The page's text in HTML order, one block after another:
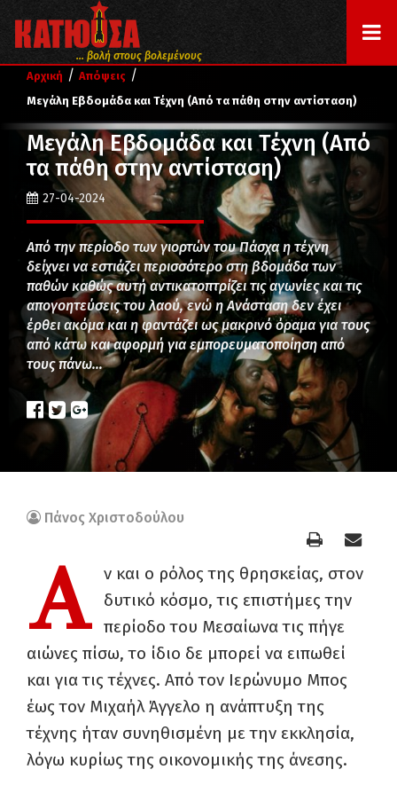
... βολή στους βολεμένους
Αρχική / Απόψεις /
Μεγάλη Εβδομάδα και Τέχνη (Από τα πάθη στην αντίσταση)
Μεγάλη Εβδομάδα και Τέχνη (Από
τα πάθη στην αντίσταση)
27-04-2024
Από την περίοδο των γιορτών του Πάσχα η τέχνη
δείχνει να εστιάζει περισσότερο στη βδομάδα των
παθών καθώς αυτή αντικατοπτρίζει τις αγωνίες και τις
απογοητεύσεις του λαού, ενώ η Ανάσταση δεν έχει
έρθει ακόμα και η φαντάζει ως μακρινό όραμα για τους
από κάτω και αφορμή για εμπορευματοποίηση από
τους πάνω…
Πάνος Χριστοδούλου
Α
ν και ο ρόλος της θρησκείας, στον
δυτικό κόσμο, τις επιστήμες την
περίοδο του Μεσαίωνα τις πήγε
αιώνες πίσω, το ίδιο δε μπορεί να ειπωθεί
και για τις τέχνες. Από τον Ιερώνυμο Μπος
έως τον Μιχαήλ Άγγελο η ανάπτυξη της
τέχνης ήταν συνηθισμένη με την εκκλησία,
λόγω κυρίως της οικονομικής της άνεσης.